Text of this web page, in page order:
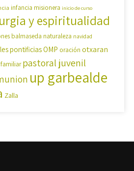
infancia misionera inicio de curso
y espiritualidad
balmaseda naturaleza navidad
pontificiasOMP oración otxaran
pastoral juvenil
up garbealde
Zalla